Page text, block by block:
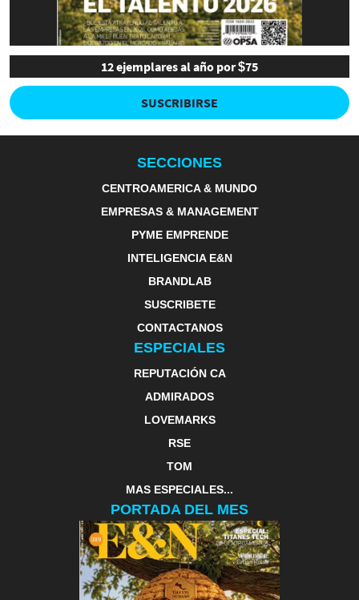
12 ejemplares al año por $75
SUSCRIBIRSE
SECCIONES
CENTROAMERICA & MUNDO
EMPRESAS & MANAGEMENT
PYME EMPRENDE
INTELIGENCIA E&N
BRANDLAB
SUSCRIBETE
CONTACTANOS
ESPECIALES
REPUTACIÓN CA
ADMIRADOS
LOVEMARKS
RSE
TOM
MAS ESPECIALES...
PORTADA DEL MES